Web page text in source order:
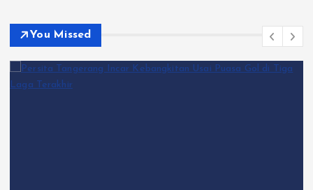
You Missed